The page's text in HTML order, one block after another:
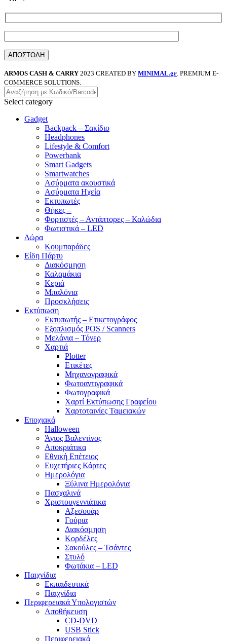
ARMOS CASH & CARRY 2023 CREATED BY MINIMAL.gr . PREMIUM E-
COMMERCE SOLUTIONS.
Select category
Gadget
Backpack – Σακίδιο
Headphones
Lifestyle & Comfort
Powerbank
Smart Gadgets
Smartwatches
Ασύρματα ακουστικά
Ασύρματα Ηχεία
Εκτυπωτές
Θήκες –
Φορτιστές – Αντάπτορες – Καλώδια
Φωτιστικά – LED
Δώρα
Κουμπαράδες
Είδη Πάρτυ
Διακόσμηση
Καλαμάκια
Κεριά
Μπαλόνια
Προσκλήσεις
Εκτύπωση
Εκτυπωτής – Ετικετογράφος
Εξοπλισμός POS / Scanners
Μελάνια – Τόνερ
Χαρτιά
Plotter
Ετικέτες
Μηχανογραφικά
Φωτοαντιγραφικά
Φωτογραφικά
Χαρτί Εκτύπωσης Γραφείου
Χαρτοταινίες Ταμειακών
Εποχιακά
Halloween
Άγιος Βαλεντίνος
Αποκριάτικα
Εθνική Επέτειος
Ευχετήριες Κάρτες
Ημερολόγια
Ξύλινα Ημερολόγια
Πασχαλινά
Χριστουγεννιάτικα
Αξεσουάρ
Γούρια
Διακόσμηση
Κορδέλες
Σακούλες – Τσάντες
Στυλό
Φωτάκια – LED
Παιχνίδια
Εκπαιδευτικά
Παιχνίδια
Περιφερειακά Υπολογιστών
Αποθήκευση
CD-DVD
USB Stick
Περιφερειακά